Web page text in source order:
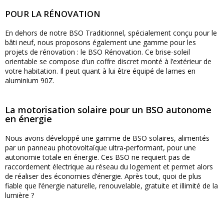
POUR LA RÉNOVATION
En dehors de notre BSO Traditionnel, spécialement conçu pour le
bâti neuf, nous proposons également une gamme pour les
projets de rénovation : le BSO Rénovation. Ce brise-soleil
orientable se compose d’un coffre discret monté à l’extérieur de
votre habitation. Il peut quant à lui être équipé de lames en
aluminium 90Z.
La motorisation solaire pour un BSO autonome
en énergie
Nous avons développé une gamme de BSO solaires, alimentés
par un panneau photovoltaïque ultra-performant, pour une
autonomie totale en énergie. Ces BSO ne requiert pas de
raccordement électrique au réseau du logement et permet alors
de réaliser des économies d’énergie. Après tout, quoi de plus
fiable que l’énergie naturelle, renouvelable, gratuite et illimité de la
lumière ?